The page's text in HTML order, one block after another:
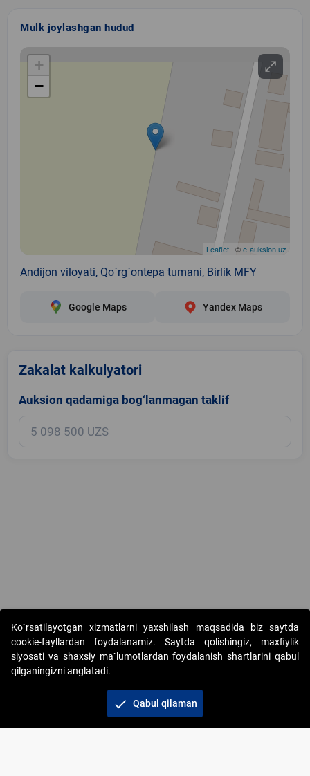
Mulk joylashgan hudud
+
−
Leaflet | ©e-auksion.uz
Andijon viloyati, Qo`rg`ontepa tumani, Birlik MFY
Google Maps Yandex Maps
Zakalat kalkulyatori
Auksion qadamiga bog‘lanmagan taklif
Copyright © 2017-2026. "Elektron onlayn-auksionlarni tashkil etish"
AJ. Barcha huquqlar himoyalangan
+998 71 202-21-11
Ko`rsatilayotgan xizmatlarni yaxshilash maqsadida biz saytda
cookie-fayllardan foydalanamiz. Saytda qolishingiz, maxfiylik
siyosati va shaxsiy ma`lumotlardan foydalanish shartlarini qabul
qilganingizni anglatadi.
check Qabul qilaman